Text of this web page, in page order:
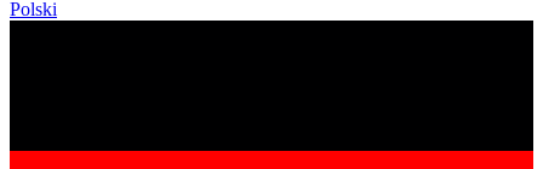
Polski